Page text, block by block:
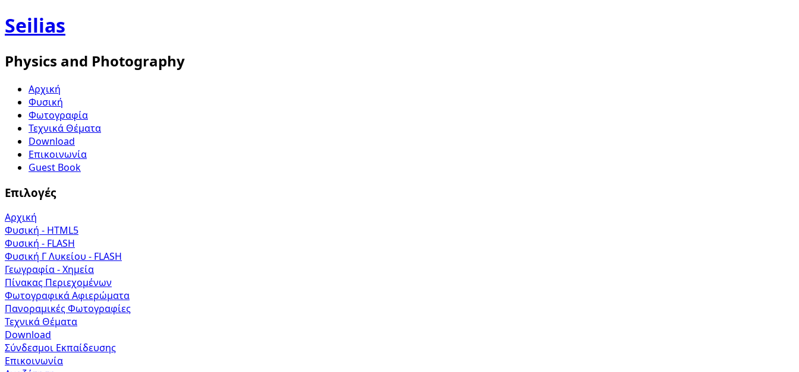
Seilias
Physics and Photography
Aρχική
Φυσική
Φωτογραφία
Τεχνικά Θέματα
Download
Επικοινωνία
Guest Book
Επιλογές
Αρχική
Φυσική - HTML5
Φυσική - FLASH
Φυσική Γ Λυκείου - FLASH
Γεωγραφία - Χημεία
Πίνακας Περιεχομένων
Φωτογραφικά Αφιερώματα
Πανοραμικές Φωτογραφίες
Τεχνικά Θέματα
Download
Σύνδεσμοι Εκπαίδευσης
Επικοινωνία